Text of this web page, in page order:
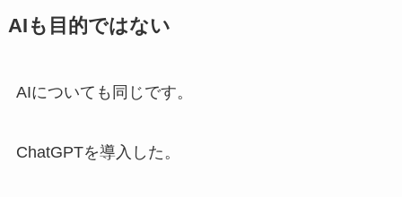
AIも目的ではない
AIについても同じです。
ChatGPTを導入した。